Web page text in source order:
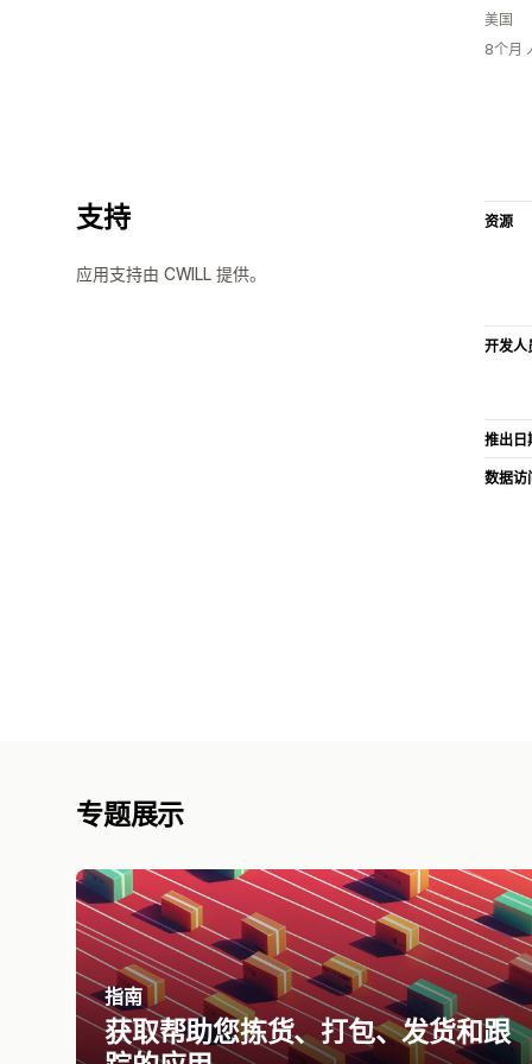
美国
8个月
支持
应用支持由 CWILL 提供。
资源
开发人
推出日
数据访
专题展示
指南
获取帮助您拣货、打包、发货和跟